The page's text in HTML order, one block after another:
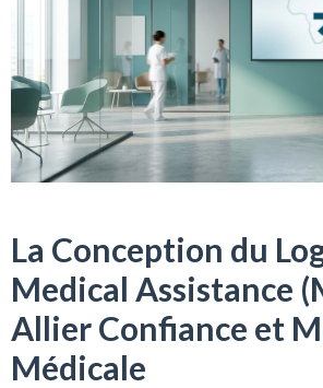
La Conception du
Medical Assistance
Allier Confiance et
Médicale